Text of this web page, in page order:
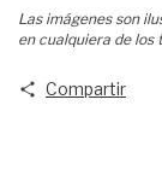
Las imágenes son
en cualquiera de los
Compartir